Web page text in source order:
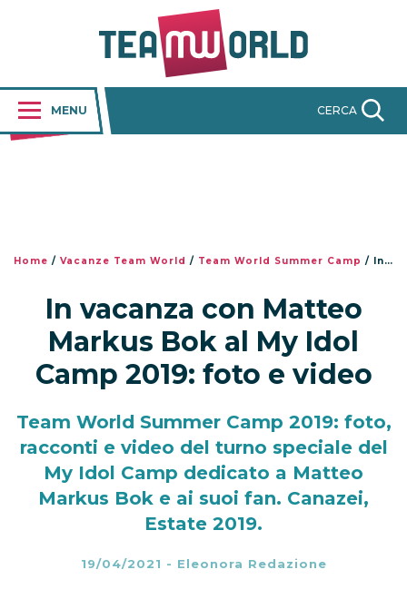
MENU CERCA
Home / Vacanze Team World / Team World Summer Camp / In vacanza con Matteo Markus Bok al My Idol Camp 2019: foto e video
In vacanza con Matteo
Markus Bok al My Idol
Camp 2019: foto e video
Team World Summer Camp 2019: foto,
racconti e video del turno speciale del
My Idol Camp dedicato a Matteo
Markus Bok e ai suoi fan. Canazei,
Estate 2019.
19/04/2021 - Eleonora Redazione